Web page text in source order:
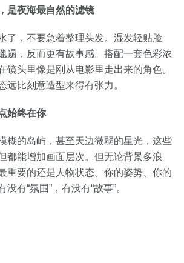
是夜海最自然的滤镜
了，不要急着整理头发。湿发轻贴脸
遢，反而更有故事感。搭配一套色彩浓
镜头里像是刚从电影里走出来的角色。
远比刻意造型来得有张力。
始终在你
糊的岛屿，甚至天边微弱的星光，这些
都能增加画面层次。但无论背景多浪
重要的还是人物状态。你的姿势、你的
有“氛围”，有没有“故事”。